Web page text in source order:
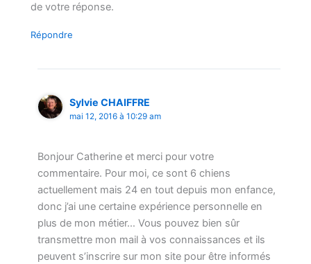
de votre réponse.
Répondre
Sylvie CHAIFFRE
mai 12, 2016 à 10:29 am
Bonjour Catherine et merci pour votre
commentaire. Pour moi, ce sont 6 chiens
actuellement mais 24 en tout depuis mon enfance,
donc j’ai une certaine expérience personnelle en
plus de mon métier… Vous pouvez bien sûr
transmettre mon mail à vos connaissances et ils
peuvent s’inscrire sur mon site pour être informés